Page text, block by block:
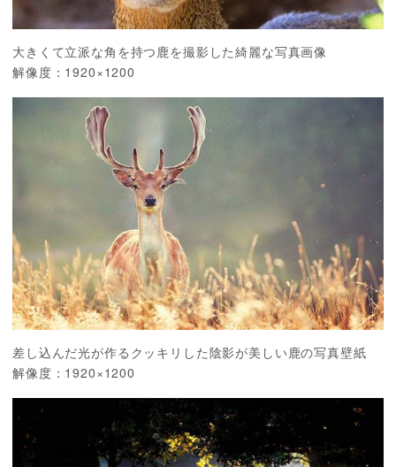
大きくて立派な角を持つ鹿を撮影した綺麗な写真画像
解像度：1920×1200
差し込んだ光が作るクッキリした陰影が美しい鹿の写真壁紙
解像度：1920×1200